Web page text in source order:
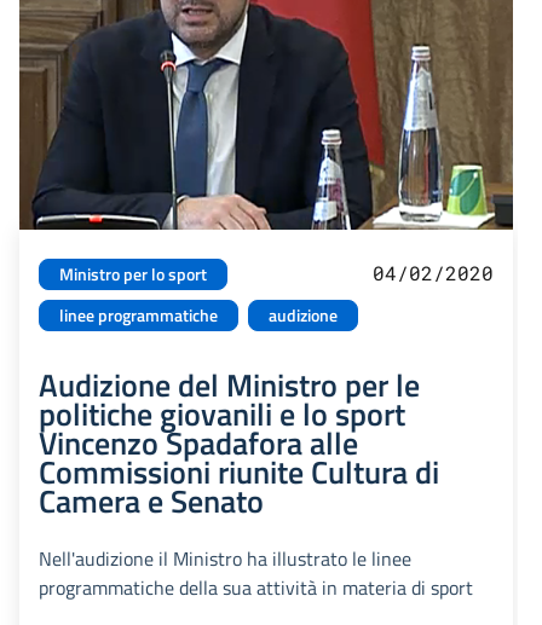
Ministro per lo sport
linee programmatiche
audizione
04/02/2020
Audizione del Ministro per le
politiche giovanili e lo sport
Vincenzo Spadafora alle
Commissioni riunite Cultura di
Camera e Senato
Nell'audizione il Ministro ha illustrato le linee
programmatiche della sua attività in materia di sport